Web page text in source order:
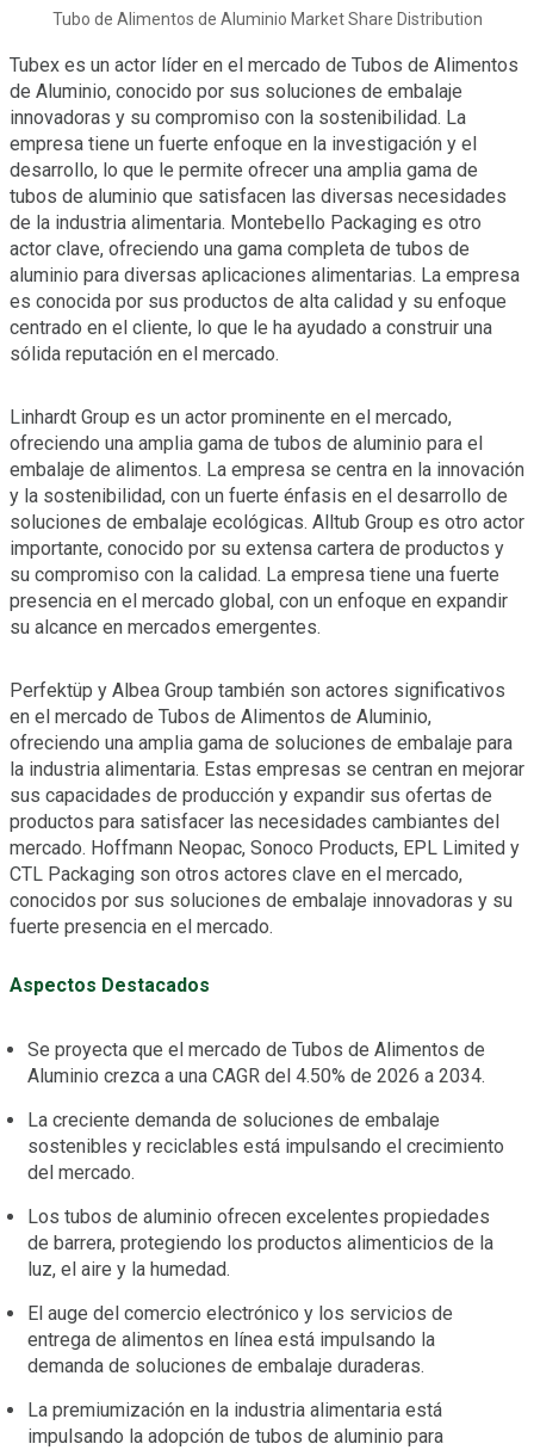
Tubo de Alimentos de Aluminio Market Share Distribution
Tubex es un actor líder en el mercado de Tubos de Alimentos
de Aluminio, conocido por sus soluciones de embalaje
innovadoras y su compromiso con la sostenibilidad. La
empresa tiene un fuerte enfoque en la investigación y el
desarrollo, lo que le permite ofrecer una amplia gama de
tubos de aluminio que satisfacen las diversas necesidades
de la industria alimentaria. Montebello Packaging es otro
actor clave, ofreciendo una gama completa de tubos de
aluminio para diversas aplicaciones alimentarias. La empresa
es conocida por sus productos de alta calidad y su enfoque
centrado en el cliente, lo que le ha ayudado a construir una
sólida reputación en el mercado.
Linhardt Group es un actor prominente en el mercado,
ofreciendo una amplia gama de tubos de aluminio para el
embalaje de alimentos. La empresa se centra en la innovación
y la sostenibilidad, con un fuerte énfasis en el desarrollo de
soluciones de embalaje ecológicas. Alltub Group es otro actor
importante, conocido por su extensa cartera de productos y
su compromiso con la calidad. La empresa tiene una fuerte
presencia en el mercado global, con un enfoque en expandir
su alcance en mercados emergentes.
Perfektüp y Albea Group también son actores significativos
en el mercado de Tubos de Alimentos de Aluminio,
ofreciendo una amplia gama de soluciones de embalaje para
la industria alimentaria. Estas empresas se centran en mejorar
sus capacidades de producción y expandir sus ofertas de
productos para satisfacer las necesidades cambiantes del
mercado. Hoffmann Neopac, Sonoco Products, EPL Limited y
CTL Packaging son otros actores clave en el mercado,
conocidos por sus soluciones de embalaje innovadoras y su
fuerte presencia en el mercado.
Aspectos Destacados
Se proyecta que el mercado de Tubos de Alimentos de
Aluminio crezca a una CAGR del 4.50% de 2026 a 2034.
La creciente demanda de soluciones de embalaje
sostenibles y reciclables está impulsando el crecimiento
del mercado.
Los tubos de aluminio ofrecen excelentes propiedades
de barrera, protegiendo los productos alimenticios de la
luz, el aire y la humedad.
El auge del comercio electrónico y los servicios de
entrega de alimentos en línea está impulsando la
demanda de soluciones de embalaje duraderas.
La premiumización en la industria alimentaria está
impulsando la adopción de tubos de aluminio para